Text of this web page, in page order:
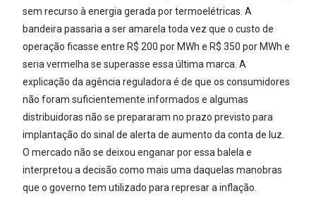
sem recurso à energia gerada por termoelétricas. A
bandeira passaria a ser amarela toda vez que o custo de
operação ficasse entre R$ 200 por MWh e R$ 350 por MWh e
seria vermelha se superasse essa última marca. A
explicação da agência reguladora é de que os consumidores
não foram suficientemente informados e algumas
distribuidoras não se prepararam no prazo previsto para
implantação do sinal de alerta de aumento da conta de luz.
O mercado não se deixou enganar por essa balela e
interpretou a decisão como mais uma daquelas manobras
que o governo tem utilizado para represar a inflação.